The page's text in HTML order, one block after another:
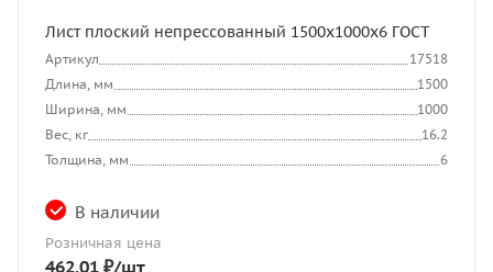
Лист плоский непрессованный 1500x1000x6 ГОСТ
Артикул
17518
Длина, мм
1500
Ширина, мм
1000
Вес, кг
16.2
Толщина, мм
6
В наличии
Розничная цена
462.01 ₽/шт